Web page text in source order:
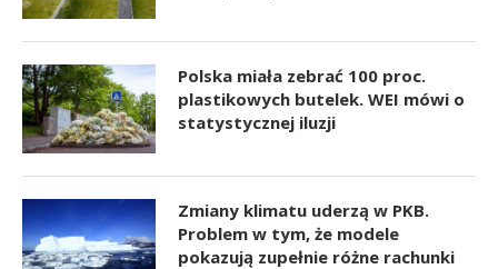
Polska miała zebrać 100 proc.
plastikowych butelek. WEI mówi o
statystycznej iluzji
Zmiany klimatu uderzą w PKB.
Problem w tym, że modele
pokazują zupełnie różne rachunki